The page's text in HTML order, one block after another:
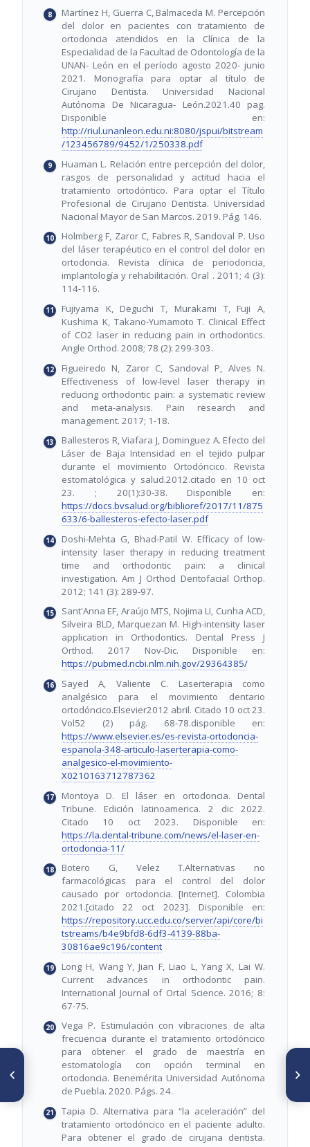
Martínez H, Guerra C, Balmaceda M. Percepción
del dolor en pacientes con tratamiento de
ortodoncia atendidos en la Clínica de la
Especialidad de la Facultad de Odontología de la
UNAN- León en el período agosto 2020- junio
2021. Monografía para optar al título de
Cirujano Dentista. Universidad Nacional
Autónoma De Nicaragua- León.2021.40 pag.
Disponible en:
http://riul.unanleon.edu.ni:8080/jspui/bitstream
/123456789/9452/1/250338.pdf
Huaman L. Relación entre percepción del dolor,
rasgos de personalidad y actitud hacia el
tratamiento ortodóntico. Para optar el Título
Profesional de Cirujano Dentista. Universidad
Nacional Mayor de San Marcos. 2019. Pág. 146.
Holmberg F, Zaror C, Fabres R, Sandoval P. Uso
del láser terapéutico en el control del dolor en
ortodoncia. Revista clínica de periodoncia,
implantología y rehabilitación. Oral . 2011; 4 (3):
114-116.
Fujiyama K, Deguchi T, Murakami T, Fuji A,
Kushima K, Takano-Yumamoto T. Clinical Effect
of CO2 laser in reducing pain in orthodontics.
Angle Orthod. 2008; 78 (2): 299-303.
Figueiredo N, Zaror C, Sandoval P, Alves N.
Effectiveness of low-level laser therapy in
reducing orthodontic pain: a systematic review
and meta-analysis. Pain research and
management. 2017; 1-18.
Ballesteros R, Viafara J, Dominguez A. Efecto del
Láser de Baja Intensidad en el tejido pulpar
durante el movimiento Ortodóncico. Revista
estomatológica y salud.2012.citado en 10 oct
23. ; 20(1):30-38. Disponible en:
https://docs.bvsalud.org/biblioref/2017/11/875
633/6-ballesteros-efecto-laser.pdf
Doshi-Mehta G, Bhad-Patil W. Efficacy of low-
intensity laser therapy in reducing treatment
time and orthodontic pain: a clinical
investigation. Am J Orthod Dentofacial Orthop.
2012; 141 (3): 289-97.
Sant'Anna EF, Araújo MTS, Nojima LI, Cunha ACD,
Silveira BLD, Marquezan M. High-intensity laser
application in Orthodontics. Dental Press J
Orthod. 2017 Nov-Dic. Disponible en:
https://pubmed.ncbi.nlm.nih.gov/29364385/
Sayed A, Valiente C. Laserterapia como
analgésico para el movimiento dentario
ortodóncico.Elsevier2012 abril. Citado 10 oct 23.
Vol52 (2) pág. 68-78.disponible en:
https://www.elsevier.es/es-revista-ortodoncia-
espanola-348-articulo-laserterapia-como-
analgesico-el-movimiento-
X0210163712787362
Montoya D. El láser en ortodoncia. Dental
Tribune. Edición latinoamerica. 2 dic 2022.
Citado 10 oct 2023. Disponible en:
https://la.dental-tribune.com/news/el-laser-en-
ortodoncia-11/
Botero G, Velez T.Alternativas no
farmacológicas para el control del dolor
causado por ortodoncia. [Internet]. Colombia
2021.[citado 22 oct 2023]. Disponible en:
https://repository.ucc.edu.co/server/api/core/bi
tstreams/b4e9bfd8-6df3-4139-88ba-
30816ae9c196/content
Long H, Wang Y, Jian F, Liao L, Yang X, Lai W.
Current advances in orthodontic pain.
International Journal of Ortal Science. 2016; 8:
67-75.
Vega P. Estimulación con vibraciones de alta
frecuencia durante el tratamiento ortodóncico
para obtener el grado de maestría en
estomatología con opción terminal en
ortodoncia. Benemérita Universidad Autónoma
de Puebla. 2020. Págs. 24.
Tapia D. Alternativa para “la aceleración” del
tratamiento ortodóncico en el paciente adulto.
Para obtener el grado de cirujana dentista.
ARTÍCULO ANTERIOR
Toxicidad de los materiales
utilizados en ortodoncia
SIGUIENTE ARTÍCULO
Elementos digitales de la